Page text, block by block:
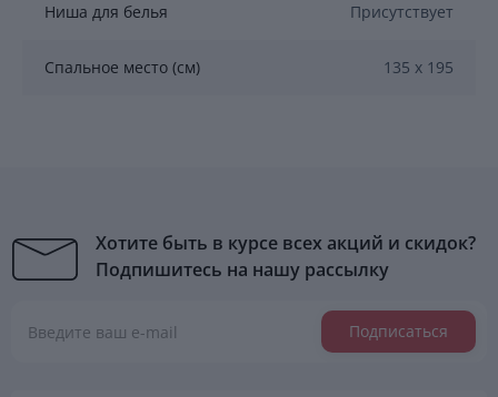
Ниша для белья Присутствует
Спальное место (см) 135 х 195
Хотите быть в курсе всех акций и скидок?
Подпишитесь на нашу рассылку
Подписаться